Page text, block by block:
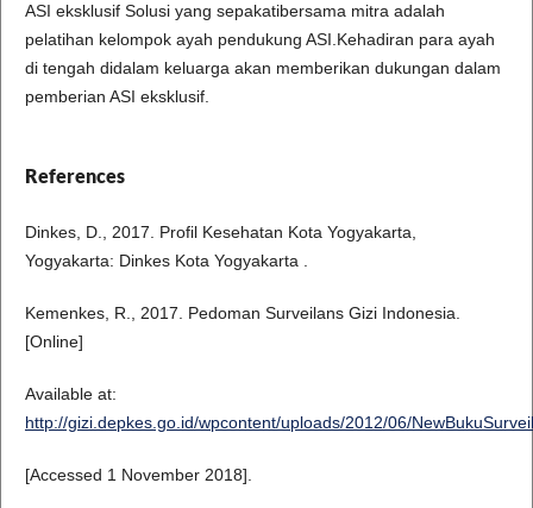
ASI eksklusif Solusi yang sepakatibersama mitra adalah
pelatihan kelompok ayah pendukung ASI.Kehadiran para ayah
di tengah didalam keluarga akan memberikan dukungan dalam
pemberian ASI eksklusif.
References
Dinkes, D., 2017. Profil Kesehatan Kota Yogyakarta,
Yogyakarta: Dinkes Kota Yogyakarta .
Kemenkes, R., 2017. Pedoman Surveilans Gizi Indonesia.
[Online]
Available at:
http://gizi.depkes.go.id/wpcontent/uploads/2012/06/
[Accessed 1 November 2018].